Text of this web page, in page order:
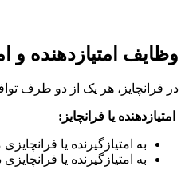
وظایف امتیازدهنده و
در فرانچایز،‌ هر یک از دو طرف
امتیازدهنده یا فرانچایز:
به امتیازگیرنده یا
به امتیازگیرنده یا